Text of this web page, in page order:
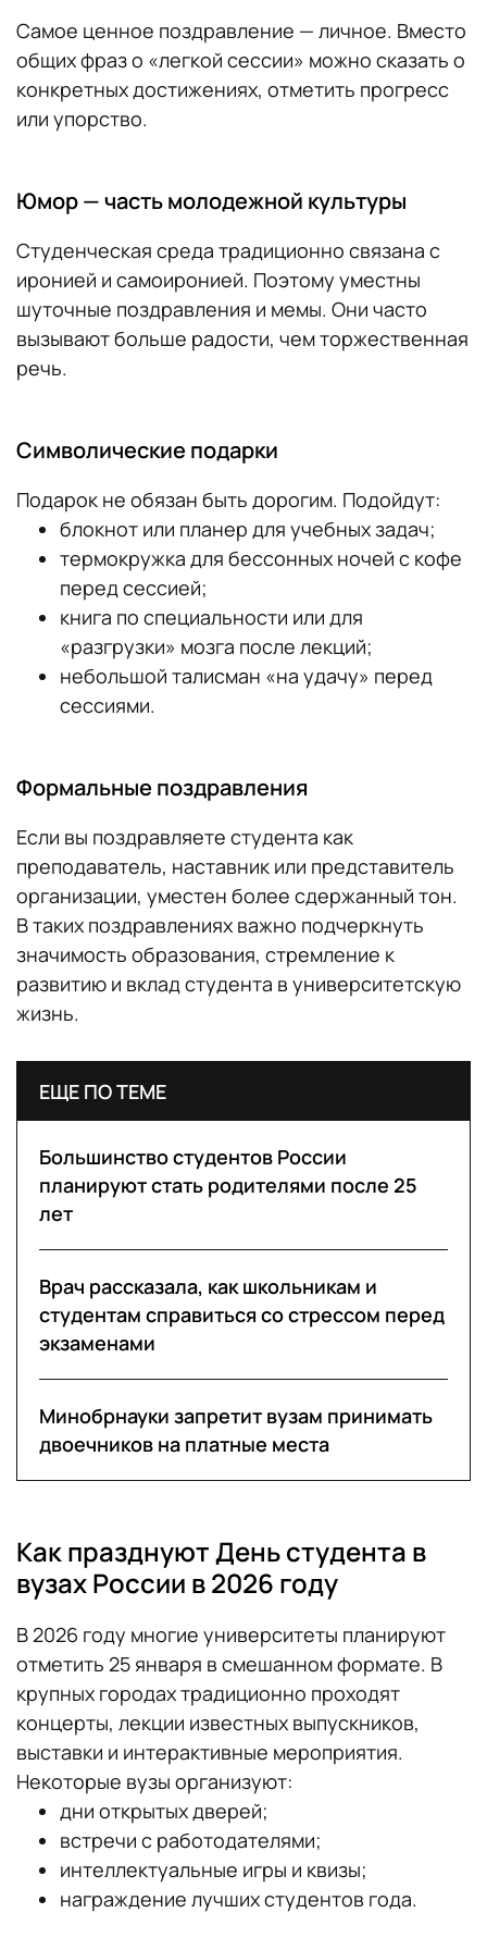
Самое ценное поздравление — личное. Вместо
общих фраз о «легкой сессии» можно сказать о
конкретных достижениях, отметить прогресс
или упорство.
Юмор — часть молодежной культуры
Студенческая среда традиционно связана с
иронией и самоиронией. Поэтому уместны
шуточные поздравления и мемы. Они часто
вызывают больше радости, чем торжественная
речь.
Символические подарки
Подарок не обязан быть дорогим. Подойдут:
блокнот или планер для учебных задач;
термокружка для бессонных ночей с кофе
перед сессией;
книга по специальности или для
«разгрузки» мозга после лекций;
небольшой талисман «на удачу» перед
сессиями.
Формальные поздравления
Если вы поздравляете студента как
преподаватель, наставник или представитель
организации, уместен более сдержанный тон.
В таких поздравлениях важно подчеркнуть
значимость образования, стремление к
развитию и вклад студента в университетскую
жизнь.
ЕЩЕ ПО ТЕМЕ
Большинство студентов России
планируют стать родителями после 25
лет
Врач рассказала, как школьникам и
студентам справиться со стрессом перед
экзаменами
Минобрнауки запретит вузам принимать
двоечников на платные места
Как празднуют День студента в
вузах России в 2026 году
В 2026 году многие университеты планируют
отметить 25 января в смешанном формате. В
крупных городах традиционно проходят
концерты, лекции известных выпускников,
выставки и интерактивные мероприятия.
Некоторые вузы организуют:
дни открытых дверей;
встречи с работодателями;
интеллектуальные игры и квизы;
награждение лучших студентов года.